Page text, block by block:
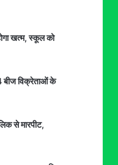
खत्म, स्कूल को
बीज विक्रेताओं के
से मारपीट,